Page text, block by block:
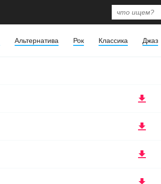
Альтернатива Рок Классика Джаз